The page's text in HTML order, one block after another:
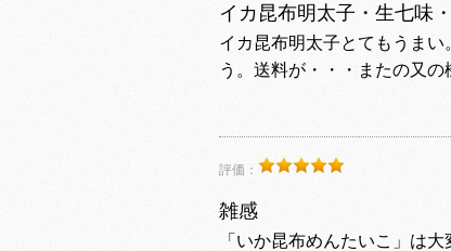
イカ昆布明太子・生七味
イカ昆布明太子とてもうま
う。送料が・・・またの又の
評価：
雑感
「いか昆布めんたいこ」は